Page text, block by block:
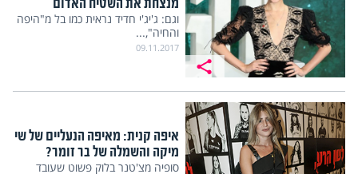
וגם: ג'יג'י חדיד נראית כמו בל מ"היפה
והחיה",...
09.11.2017
איפה קנית: מאיפה הנעליים של שי
מיקה והשמלה של בר זומר?
סופיה מצ'טנר בלוק פשוט שעובד